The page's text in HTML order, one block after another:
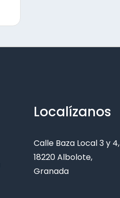
Localízanos
Calle Baza Local 3 y 4,
18220 Albolote,
Granada